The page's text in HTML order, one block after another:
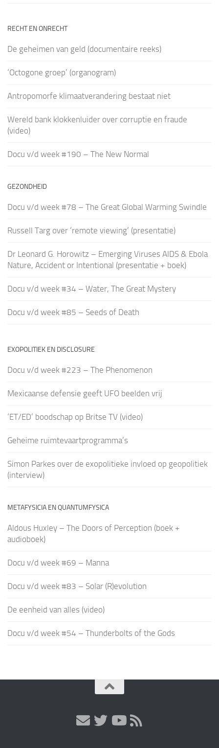
RECHT EN ONRECHT
De geheimen van geld (documentaire reeks)
‘Octogone groep’ (organogram)
Antropomorfe klimaatverandering bestaat niet
Wereld bank klokkenluider over corruptie en fraude
(video)
Docu v/d week #190 – The New Normal
GEZONDHEID
Docu v/d week #78 – The Great Global Warming Swindle
Russell Targ over ‘remote viewing’ (presentatie)
Dr Leonard G. Horowitz – Emerging Viruses AIDS & Ebola
Nature, Accident or Intentional (presentatie + boek)
Docu v/d week #34 – Water, The Great Mystery
Docu v/d week #85 – Seeds of Death
EXOPOLITIEK EN DISCLOSURE
Docu v/d week #223 – The Phenomenon
Mexicaanse defensie geeft UFO beelden vrij
‘ET/ED’ boodschap op Britse TV (video)
Geheime ruimtevaartprogramma’s
Simon Parkes over de exopolitieke invloed op geopolitiek
(interview)
METAFYSICIA EN QUANTUMFYSICA
Aldous Huxley – The Doors of Perception (boek +
audioboek)
Docu v/d week #69 – Manna
Docu v/d week #83 – Solar (R)evolution
De eenheid van alles (video)
Docu v/d week #54 – Thunderbolts of the Gods